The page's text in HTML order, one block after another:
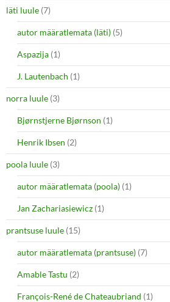
läti luule (7)
autor määratlemata (läti) (5)
Aspazija (1)
J. Lautenbach (1)
norra luule (3)
Bjørnstjerne Bjørnson (1)
Henrik Ibsen (2)
poola luule (3)
autor määratlemata (poola) (1)
Jan Zachariasiewicz (1)
prantsuse luule (15)
autor määratlemata (prantsuse) (7)
Amable Tastu (2)
François-René de Chateaubriand (1)